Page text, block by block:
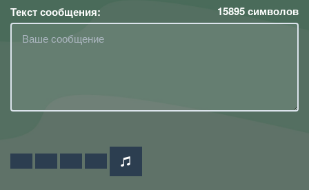
Текст сообщения: 15895символов